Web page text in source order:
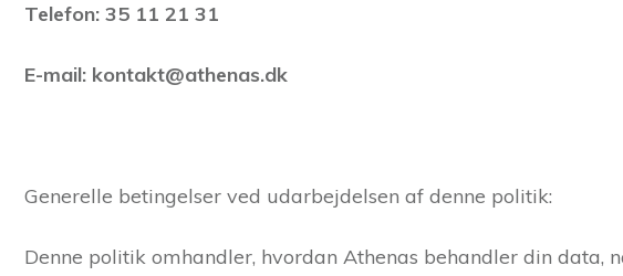
Telefon: 35 11 21 31
E-mail: kontakt@athenas.dk
Generelle betingelser ved udarbejdelsen af denne politik:
Denne politik omhandler, hvordan Athenas behandler din data,